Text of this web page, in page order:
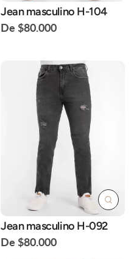
Jean masculino H-104
De $80.000
Jean masculino H-092
De $80.000